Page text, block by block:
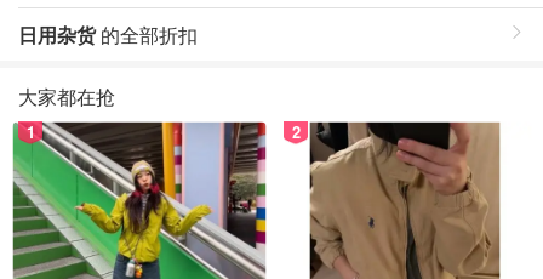
日用杂货的全部折扣
大家都在抢
1 2